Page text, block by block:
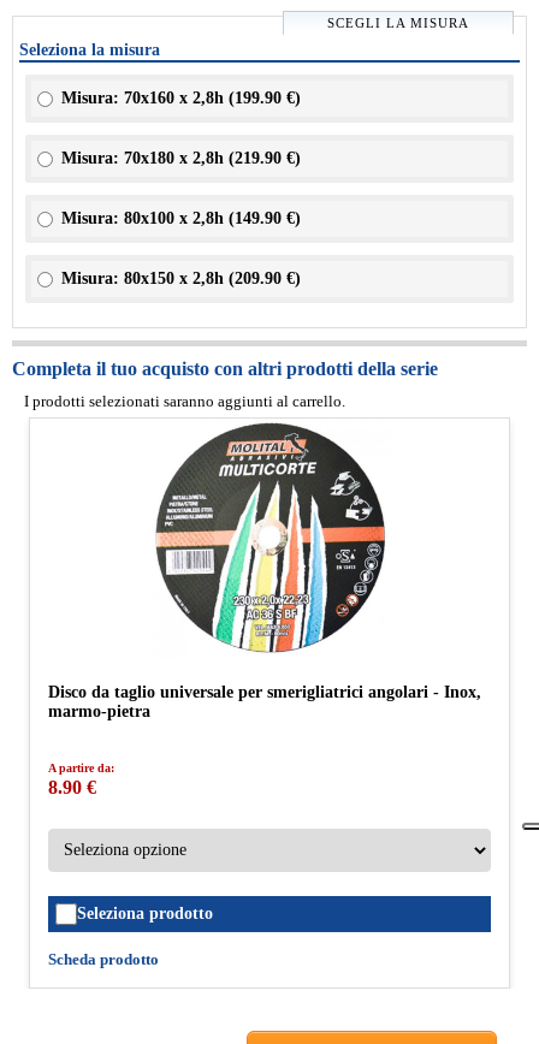
SCEGLI LA MISURA
Seleziona la misura
Misura: 70x160 x 2,8h (199.90 €)
Misura: 70x180 x 2,8h (219.90 €)
Misura: 80x100 x 2,8h (149.90 €)
Misura: 80x150 x 2,8h (209.90 €)
Completa il tuo acquisto con altri prodotti della serie
I prodotti selezionati saranno aggiunti al carrello.
Disco da taglio universale per smerigliatrici angolari - Inox,
marmo-pietra
A partire da:
8.90 €
Seleziona prodotto
Scheda prodotto